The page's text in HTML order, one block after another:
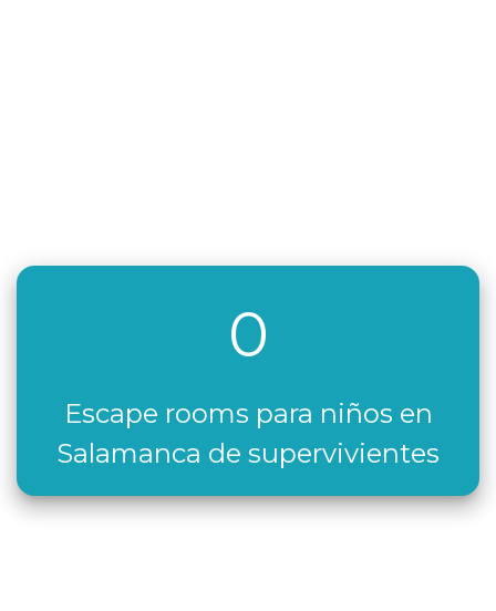
0
Escape rooms para niños en
Salamanca de supervivientes